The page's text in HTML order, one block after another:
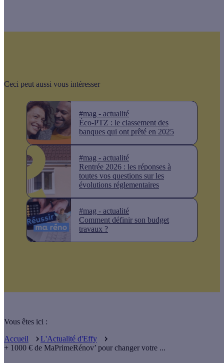
Ceci peut aussi vous intéresser
#mag - actualité
Éco-PTZ : le classement des
banques qui ont prêté en 2025
#mag - actualité
Rentrée 2026 : les réponses à
toutes vos questions sur les
évolutions réglementaires
#mag - actualité
Comment définir son budget
travaux ?
Vous êtes ici :
Accueil
L'Actualité d'Effy
+ 1000 € de MaPrimeRénov’ pour changer votre ...